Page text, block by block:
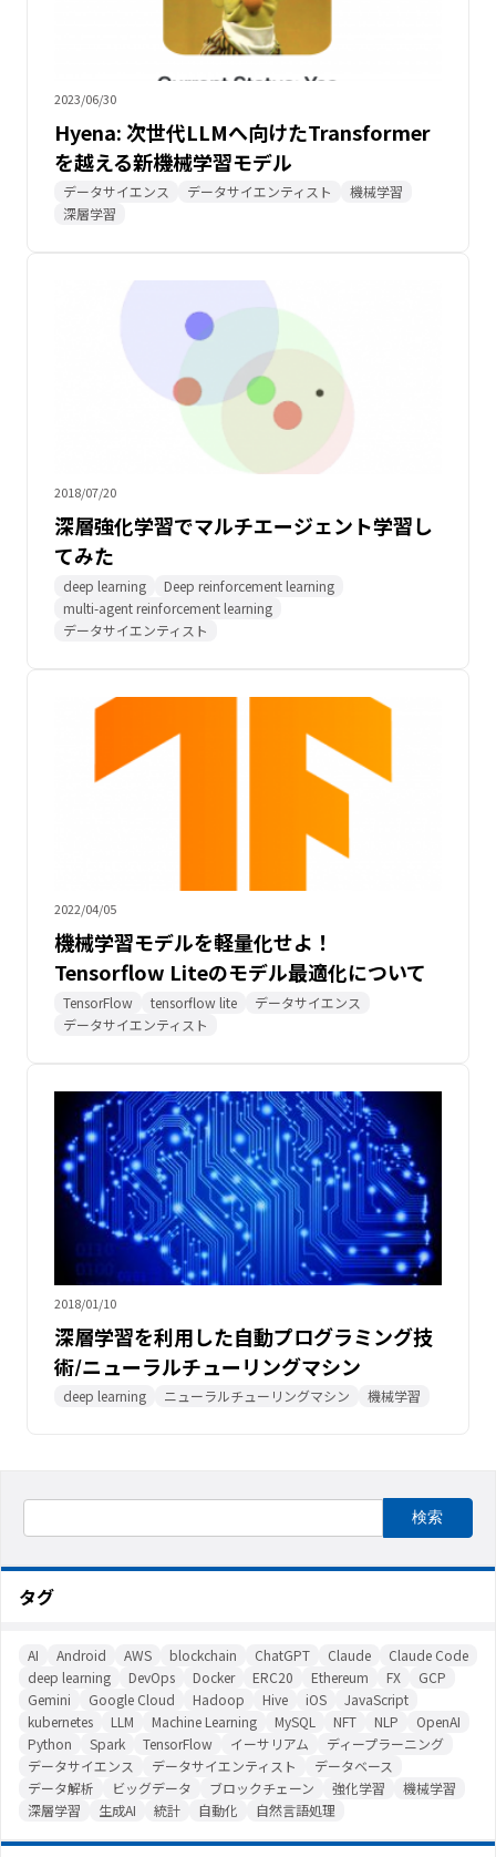
2023/06/30
Hyena: 次世代LLMへ向けたTransformer
を越える新機械学習モデル
Is Attention All You Need? Part 3
データサイエンス データサイエンティスト
機械学習
深層学習
2018/07/20
深層強化学習でマルチエージェント学習し
てみた
deep learning
Deep reinforcement learning
multi-agent reinforcement learning
データサイエンティスト
2022/04/05
機械学習モデルを軽量化せよ！
Tensorflow Liteのモデル最適化について
TensorFlow tensorflow lite
データサイエンス
データサイエンティスト
2018/01/10
深層学習を利用した自動プログラミング技
術/ニューラルチューリングマシン
deep learning ニューラルチューリングマシン 機械学習
タグ
AI Android AWS blockchain ChatGPT Claude
Claude Code
deep learning
DevOps Docker ERC20 Ethereum FX
GCP
Gemini
Google Cloud Hadoop Hive iOS
JavaScript
kubernetes
LLM Machine Learning MySQL NFT NLP
OpenAI
Python
Spark TensorFlow イーサリアム
ディープラーニング
データサイエンス
データサイエンティスト
データベース
データ解析
ビッグデータ ブロックチェーン 強化学習
機械学習
深層学習
生成AI 統計 自動化 自然言語処理